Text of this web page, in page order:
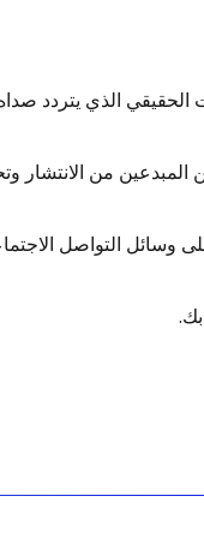
الحقيقي الذي يتردد
المبدعين من
وسائل التواصل